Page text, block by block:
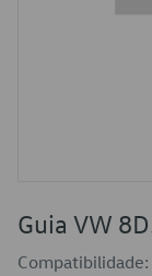
Guia VW
Compatibilidade: